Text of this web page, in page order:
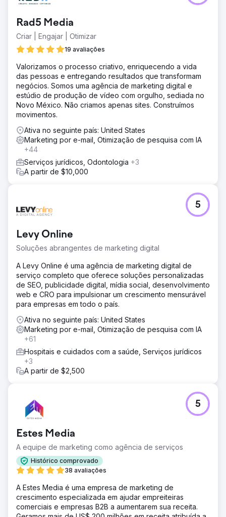
Resultado
economizados com a introdução da modelagem de
orçamento. £ 25.000 economizados pelos serviços de
tradução mais econômicos.
Ir para a página da agência
Rad5 Media
Criar | Engajar | Otimizar
19 avaliações
Valorizamos o processo criativo, enriquecendo a vida
das pessoas e entregando resultados que transformam
negócios. Somos uma agência de marketing digital e
estúdio de produção de vídeo com orgulho, sediada no
Novo México. Não criamos apenas sites. Construímos
movimentos.
Ativa no seguinte país: United States
Marketing por e-mail, Otimização de pesquisa com IA
+44
Serviços jurídicos, Odontologia +3
A partir de $10,000
Levy Online
Soluções abrangentes de marketing digital
5
A Levy Online é uma agência de marketing digital de
serviço completo que oferece soluções personalizadas
de SEO, publicidade digital, mídia social, desenvolvimento
web e CRO para impulsionar um crescimento mensurável
para empresas em todo o país.
Ativa no seguinte país: United States
Marketing por e-mail, Otimização de pesquisa com IA
+61
Hospitais e cuidados com a saúde, Serviços jurídicos
+3
A partir de $2,500
Estes Media
A equipe de marketing como agência de serviços
Histórico comprovado
38 avaliações
5
A Estes Media é uma empresa de marketing de
crescimento especializada em ajudar empreiteiras
comerciais e empresas B2B a aumentarem sua receita.